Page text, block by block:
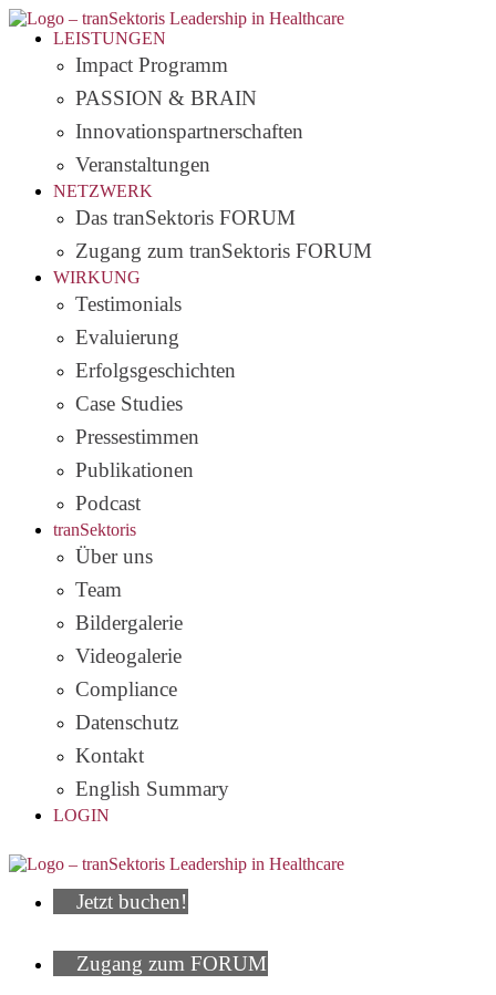
LEISTUNGEN
Impact Programm
PASSION & BRAIN
Innovationspartnerschaften
Veranstaltungen
NETZWERK
Das tranSektoris FORUM
Zugang zum tranSektoris FORUM
WIRKUNG
Testimonials
Evaluierung
Erfolgsgeschichten
Case Studies
Pressestimmen
Publikationen
Podcast
tranSektoris
Über uns
Team
Bildergalerie
Videogalerie
Compliance
Datenschutz
Kontakt
English Summary
LOGIN
Jetzt buchen!
Zugang zum FORUM